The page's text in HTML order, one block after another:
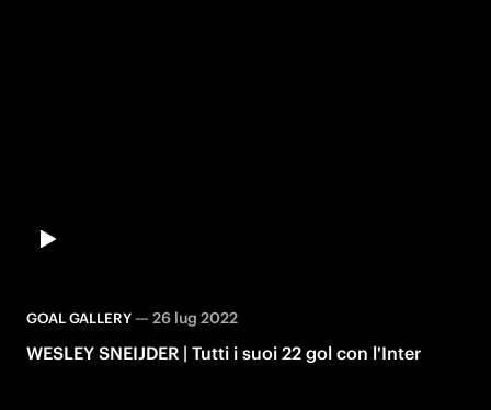
GOAL GALLERY— 26 lug 2022
WESLEY SNEIJDER | Tutti i suoi 22 gol con l'Inter